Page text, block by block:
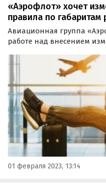
«Аэрофлот» хочет
правила по габаритам
Авиационная группа
работе над внесением
клади и багажа.
01 февраля 2023, 13:14